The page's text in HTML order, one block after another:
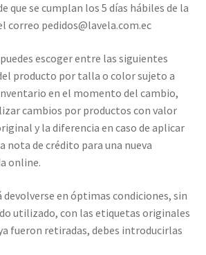
que se cumplan los 5 días hábiles de la
correo pedidos@lavela.com.ec
escoger entre las siguientes
producto por talla o color sujeto a
en el momento del cambio,
cambios por productos con valor
y la diferencia en caso de aplicar
nota de crédito para una nueva
online.
en óptimas condiciones, sin
utilizado, con las etiquetas originales
fueron retiradas, debes introducirlas